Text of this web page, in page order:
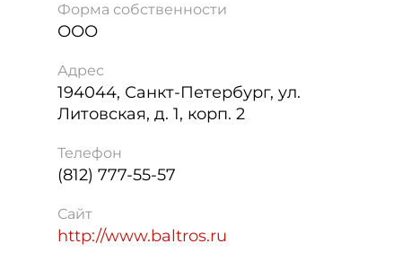
Форма собственности
ООО
Адрес
194044, Санкт-Петербург, ул.
Литовская, д. 1, корп. 2
Телефон
(812) 777-55-57
Сайт
http://www.baltros.ru